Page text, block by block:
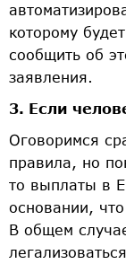
которому
сообщить об
заявления.
3. Если
Оговоримся
правила, но
то выплаты в
основании,
В общем